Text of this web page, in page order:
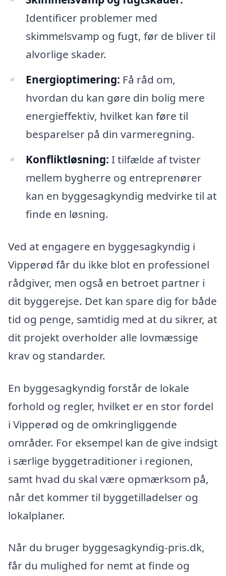
Identificer problemer med
skimmelsvamp og fugt, før de bliver til
alvorlige skader.
Energioptimering: Få råd om,
hvordan du kan gøre din bolig mere
energieffektiv, hvilket kan føre til
besparelser på din varmeregning.
Konfliktløsning: I tilfælde af tvister
mellem bygherre og entreprenører
kan en byggesagkyndig medvirke til at
finde en løsning.
Ved at engagere en byggesagkyndig i
Vipperød får du ikke blot en professionel
rådgiver, men også en betroet partner i
dit byggerejse. Det kan spare dig for både
tid og penge, samtidig med at du sikrer, at
dit projekt overholder alle lovmæssige
krav og standarder.
En byggesagkyndig forstår de lokale
forhold og regler, hvilket er en stor fordel
i Vipperød og de omkringliggende
områder. For eksempel kan de give indsigt
i særlige byggetraditioner i regionen,
samt hvad du skal være opmærksom på,
når det kommer til byggetilladelser og
lokalplaner.
Når du bruger byggesagkyndig-pris.dk,
får du mulighed for nemt at finde og